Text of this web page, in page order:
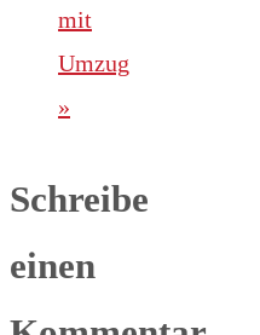
mit
Umzug
»
Schreibe
einen